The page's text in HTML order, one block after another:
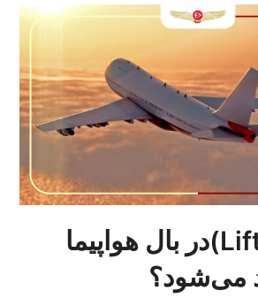
نیروی برا (Lift)در بال هواپیما
می‌شود؟